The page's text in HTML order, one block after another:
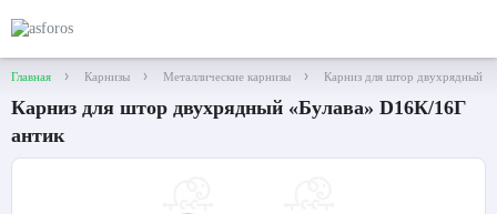
Главная Карнизы Металлические карнизы Карниз для штор двухрядный
Карниз для штор двухрядный «Булава» D16К/16Г
антик